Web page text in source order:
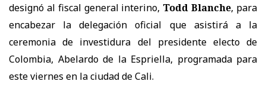
designó al fiscal general interino, Todd Blanche, para
encabezar la delegación oficial que asistirá a la
ceremonia de investidura del presidente electo de
Colombia, Abelardo de la Espriella, programada para
este viernes en la ciudad de Cali.